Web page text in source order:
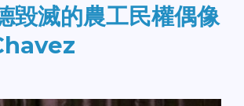
毀滅的農工民權偶像